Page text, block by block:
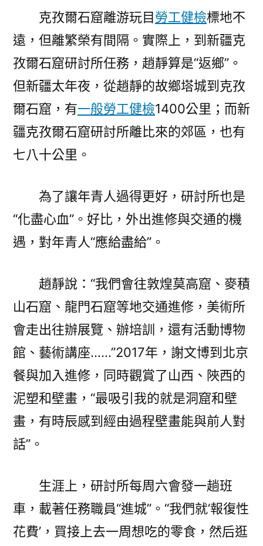
克孜爾石窟離游玩目勞工健檢標地不
遠，但離繁榮有間隔。實際上，到新疆克
孜爾石窟研討所任務，趙靜算是“返鄉”。
但新疆太年夜，從趙靜的故鄉塔城到克孜
爾石窟，有一般勞工健檢1400公里；而新
疆克孜爾石窟研討所離比來的郊區，也有
七八十公里。
為了讓年青人過得更好，研討所也是
“化盡心血”。好比，外出進修與交通的機
遇，對年青人“應給盡給”。
趙靜說：“我們會往敦煌莫高窟、麥積
山石窟、龍門石窟等地交通進修，美術所
會走出往辦展覽、辦培訓，還有活動博物
館、藝術講座……”2017年，謝文博到北京
餐與加入進修，同時觀賞了山西、陜西的
泥塑和壁畫，“最吸引我的就是洞窟和壁
畫，有時辰感到經由過程壁畫能與前人對
話”。
生涯上，研討所每周六會發一趟班
車，載著任務職員“進城”。“我們就‘報復性
花費’，買接上去一周想吃的零食，然后逛